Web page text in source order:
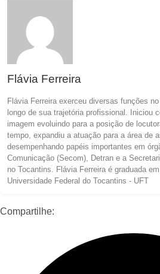
Flávia Ferreira
Flávia Ferreira exerceu diversas funções
longo de sua trajetória profissional. Iniciou
imagem evoluindo para a posição de
tempo, expandiu a atuação para a área de
desempenhando papéis importantes em
Comunicação (Secom), Detran e a
no Tocantins. Flávia Ferreira é graduada
Universidade Federal do Tocantins - UFT
Compartilhe: